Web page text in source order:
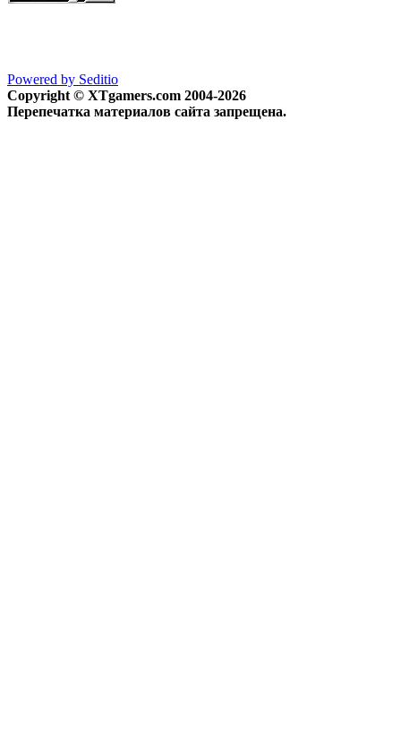
Powered by Seditio
Copyright © XTgamers.com 2004-2026
Перепечатка материалов сайта запрещена.